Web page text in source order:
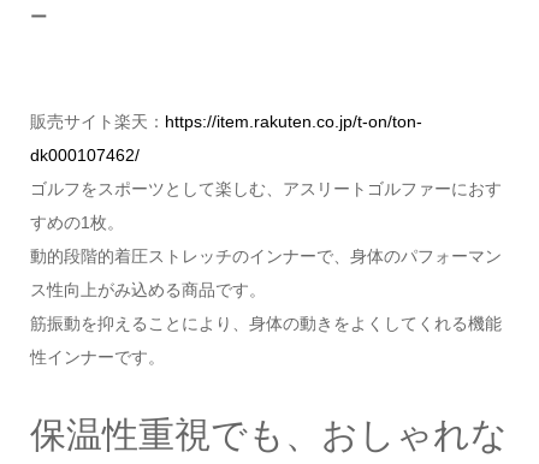
ー
販売サイト楽天： https://item.rakuten.co.jp/t-on/ton-
dk000107462/
ゴルフをスポーツとして楽しむ、アスリートゴルファーにおす
すめの1枚。
動的段階的着圧ストレッチのインナーで、身体のパフォーマン
ス性向上がみ込める商品です。
筋振動を抑えることにより、身体の動きをよくしてくれる機能
性インナーです。
保温性重視でも、おしゃれな